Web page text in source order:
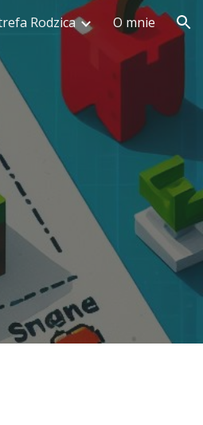
Rodzica O mnie